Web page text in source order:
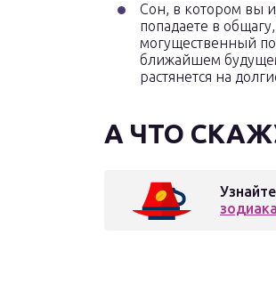
Сон, в котором вы
попадаете в
могущественный
ближайшем
растянется на
А ЧТО
зодиака